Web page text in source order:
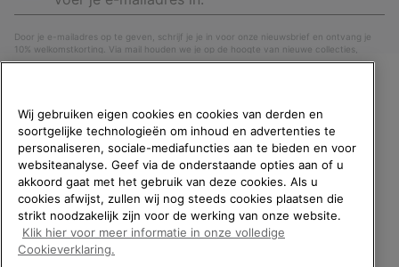
Door je e-mailadres op te geven, schrijf je je in voor onze nieuwsbrief en ontvang je
10% welkomstkorting. Via mail houden we je op de hoogte van nieuwe collecties,
aanbiedingen en evenementen. In onzePrivacyverklaringlees je hoe we je gegevens
België (Nederlands) | English ›| français ›
WELKOM BIJ SOREL.
SELECTEER JE
VERZENDLOCATIE.
Online shoppen beschikbaar
United States
Online
Wij gebruiken eigen cookies en cookies van derden en
soortgelijke technologieën om inhoud en advertenties te
personaliseren, sociale-mediafuncties aan te bieden en voor
websiteanalyse. Geef via de onderstaande opties aan of u
akkoord gaat met het gebruik van deze cookies. Als u
cookies afwijst, zullen wij nog steeds cookies plaatsen die
strikt noodzakelijk zijn voor de werking van onze website.
Klik hier voor meer informatie in onze volledige
Cookieverklaring.